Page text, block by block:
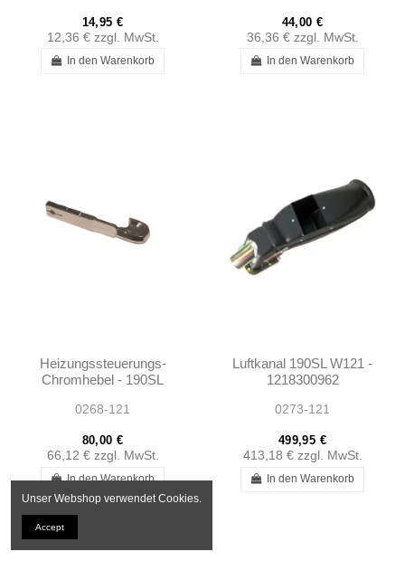
14,95 €
12,36 € zzgl. MwSt.
In den Warenkorb
44,00 €
36,36 € zzgl. MwSt.
In den Warenkorb
Heizungssteuerungs-
Chromhebel - 190SL
0268-121
80,00 €
66,12 € zzgl. MwSt.
In den Warenkorb
Luftkanal 190SL W121 -
1218300962
0273-121
499,95 €
413,18 € zzgl. MwSt.
In den Warenkorb
Unser Webshop verwendet Cookies.
Accept